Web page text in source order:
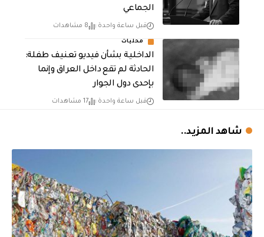
الجماعي
قبل ساعة واحدة 8 مشاهدات
محليات
الداخلية بشأن فيديو تعنيف طفلة:
الحادثة لم تقع داخل العراق وإنما
بإحدى دول الجوار
قبل ساعة واحدة 17 مشاهدات
شاهد المزيد..